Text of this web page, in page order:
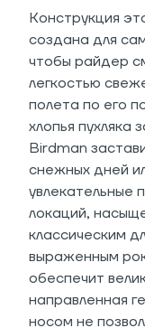
Конструкция
создана для
чтобы райдер
легкостью
полета по его
хлопья пухляка
Birdman
снежных дней
увлекательные
локаций,
классическим
выраженным
обеспечит
направленная
носом не